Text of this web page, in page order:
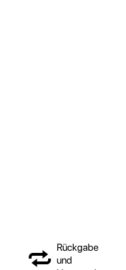
Rückgabe
und